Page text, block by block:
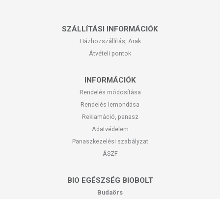
SZÁLLÍTÁSI INFORMÁCIÓK
Házhozszállítás, Árak
Átvételi pontok
INFORMÁCIÓK
Rendelés módosítása
Rendelés lemondása
Reklamáció, panasz
Adatvédelem
Panaszkezelési szabályzat
ÁSZF
BIO EGÉSZSÉG BIOBOLT
Budaörs